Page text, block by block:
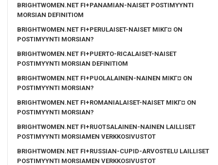
BRIGHTWOMEN.NET FI+PANAMIAN-NAISET POSTIMYYNTI
MORSIAN DEFINITIOM
BRIGHTWOMEN.NET FI+PERULAISET-NAISET MIKГ¤ ON
POSTIMYYNTI MORSIAN?
BRIGHTWOMEN.NET FI+PUERTO-RICALAISET-NAISET
POSTIMYYNTI MORSIAN DEFINITIOM
BRIGHTWOMEN.NET FI+PUOLALAINEN-NAINEN MIKГ¤ ON
POSTIMYYNTI MORSIAN?
BRIGHTWOMEN.NET FI+ROMANIALAISET-NAISET MIKГ¤ ON
POSTIMYYNTI MORSIAN?
BRIGHTWOMEN.NET FI+RUOTSALAINEN-NAINEN LAILLISET
POSTIMYYNTI MORSIAMEN VERKKOSIVUSTOT
BRIGHTWOMEN.NET FI+RUSSIAN-CUPID-ARVOSTELU LAILLISET
POSTIMYYNTI MORSIAMEN VERKKOSIVUSTOT